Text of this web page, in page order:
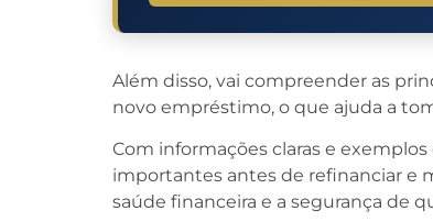
Além disso, vai compreender as
novo empréstimo, o que ajuda a
Com informações claras e
importantes antes de refinanciar e
saúde financeira e a segurança de